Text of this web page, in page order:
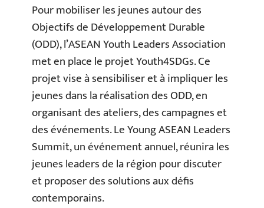
Pour mobiliser les jeunes autour des
Objectifs de Développement Durable
(ODD), l’ASEAN Youth Leaders Association
met en place le projet Youth4SDGs. Ce
projet vise à sensibiliser et à impliquer les
jeunes dans la réalisation des ODD, en
organisant des ateliers, des campagnes et
des événements. Le Young ASEAN Leaders
Summit, un événement annuel, réunira les
jeunes leaders de la région pour discuter
et proposer des solutions aux défis
contemporains.